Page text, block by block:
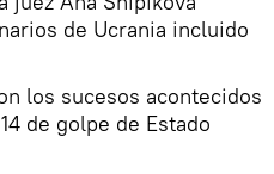
de Ucrania incluido
los sucesos acontecidos
de golpe de Estado